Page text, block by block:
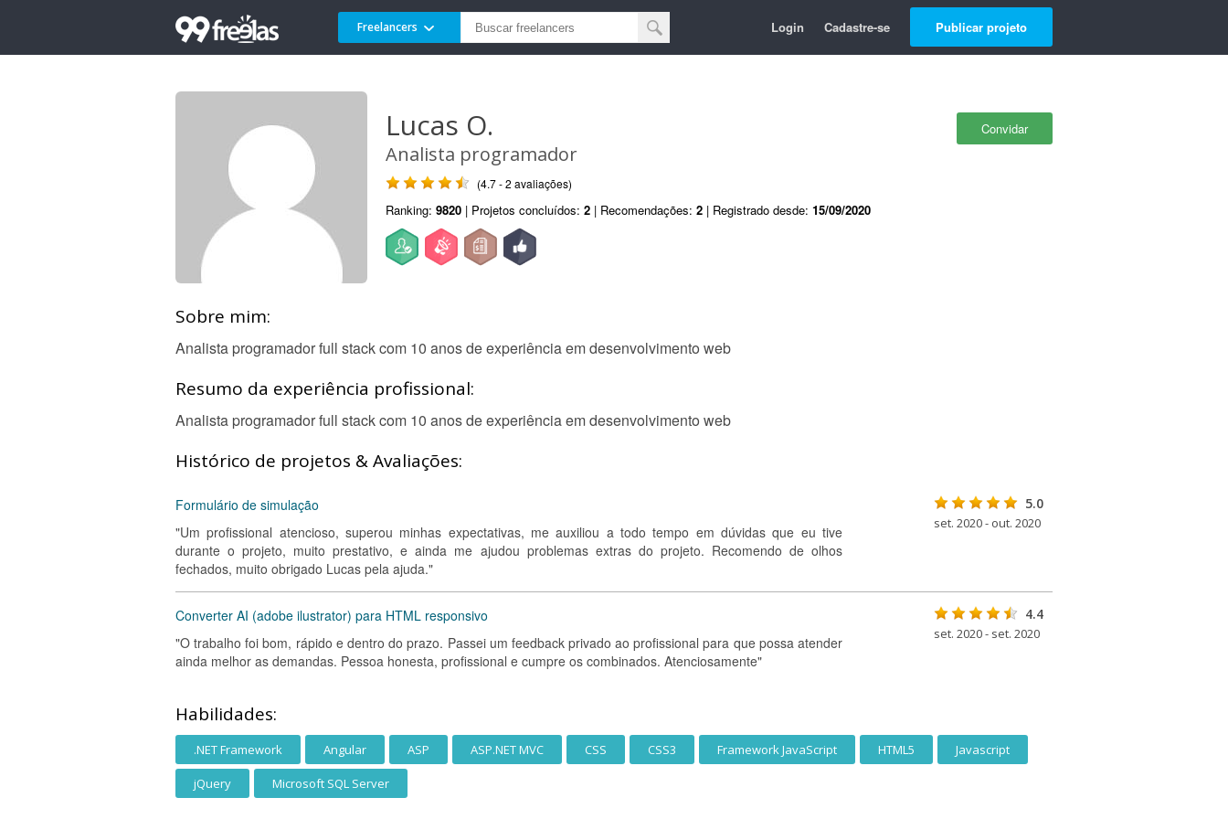
Freelancers Login Cadastre-se Publicar projeto
Convidar
Lucas O.
Analista programador
(4.7 - 2 avaliações)
Ranking: 9820 | Projetos concluídos: 2 | Recomendações: 2 | Registrado desde: 15/09/2020
Sobre mim:
Analista programador full stack com 10 anos de experiência em desenvolvimento web
Resumo da experiência profissional:
Analista programador full stack com 10 anos de experiência em desenvolvimento web
Histórico de projetos & Avaliações:
Formulário de simulação
"Um profissional atencioso, superou minhas expectativas, me auxiliou a todo tempo em dúvidas que eu tive
durante o projeto, muito prestativo, e ainda me ajudou problemas extras do projeto. Recomendo de olhos
fechados, muito obrigado Lucas pela ajuda."
5.0
set. 2020 - out. 2020
Converter AI (adobe ilustrator) para HTML responsivo
"O trabalho foi bom, rápido e dentro do prazo. Passei um feedback privado ao profissional para que possa atender
ainda melhor as demandas. Pessoa honesta, profissional e cumpre os combinados. Atenciosamente"
4.4
set. 2020 - set. 2020
Habilidades:
.NET Framework Angular ASP ASP.NET MVC CSS CSS3 Framework JavaScript HTML5 Javascript
jQuery Microsoft SQL Server